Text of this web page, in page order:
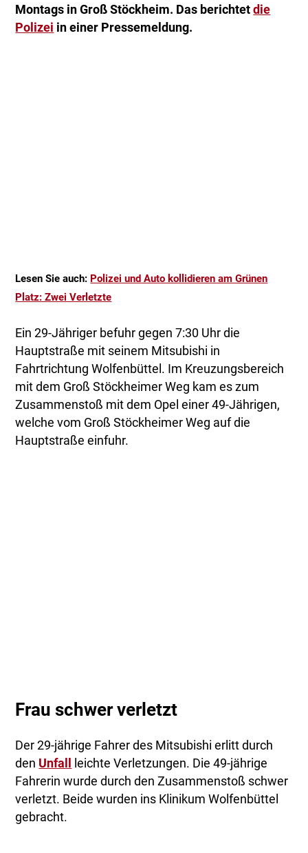
Montags in Groß Stöckheim. Das berichtetdie
Polizei in einer Pressemeldung.
Lesen Sie auch: Polizei und Auto kollidieren am Grünen
Platz: Zwei Verletzte
Ein 29-Jähriger befuhr gegen 7:30 Uhr die
Hauptstraße mit seinem Mitsubishi in
Fahrtrichtung Wolfenbüttel. Im Kreuzungsbereich
mit dem Groß Stöckheimer Weg kam es zum
Zusammenstoß mit dem Opel einer 49-Jährigen,
welche vom Groß Stöckheimer Weg auf die
Hauptstraße einfuhr.
Frau schwer verletzt
Der 29-jährige Fahrer des Mitsubishi erlitt durch
den Unfall
leichte Verletzungen. Die 49-jährige
Fahrerin wurde durch den Zusammenstoß schwer
verletzt. Beide wurden ins Klinikum Wolfenbüttel
gebracht.